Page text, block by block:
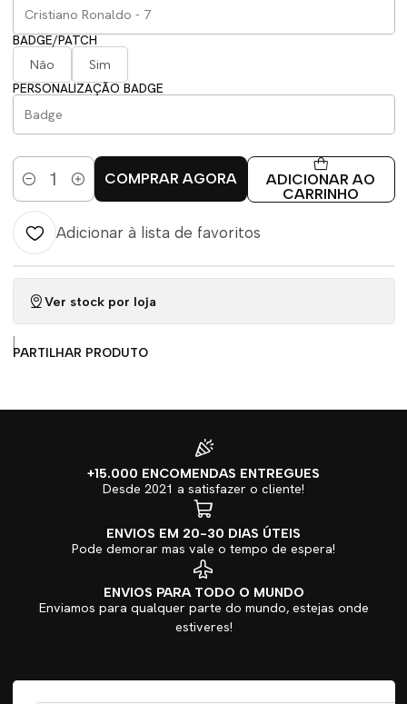
BADGE/PATCH
Não
Sim
PERSONALIZAÇÃO BADGE
Quantidade
ADICIONAR AO
CARRINHO
COMPRAR AGORA
Adicionar à lista de favoritos
Ver stock por loja
|
PARTILHAR PRODUTO
+15.000 ENCOMENDAS ENTREGUES
Desde 2021 a satisfazer o cliente!
ENVIOS EM 20-30 DIAS ÚTEIS
Pode demorar mas vale o tempo de espera!
ENVIOS PARA TODO O MUNDO
Enviamos para qualquer parte do mundo, estejas onde
estiveres!